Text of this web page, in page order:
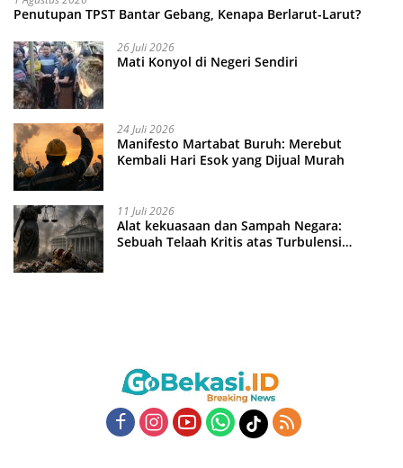
Penutupan TPST Bantar Gebang, Kenapa Berlarut-Larut?
26 Juli 2026
Mati Konyol di Negeri Sendiri
24 Juli 2026
Manifesto Martabat Buruh: Merebut
Kembali Hari Esok yang Dijual Murah
11 Juli 2026
Alat kekuasaan dan Sampah Negara:
Sebuah Telaah Kritis atas Turbulensi